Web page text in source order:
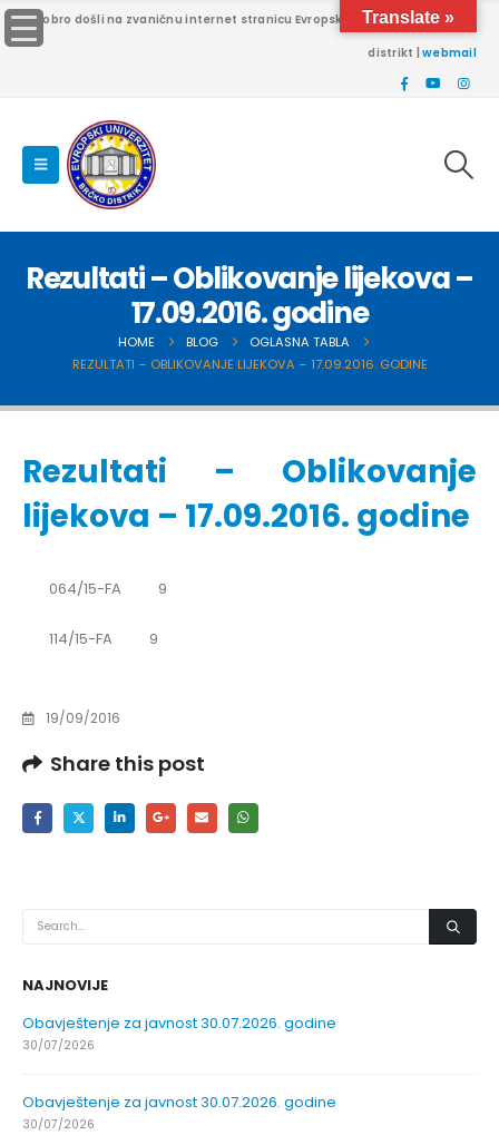
Dobro došli na zvaničnu internet stranicu Evropskog univerziteta Brčko
distrikt |webmail
Rezultati – Oblikovanje lijekova –
17.09.2016. godine
HOME BLOG
OGLASNA TABLA
REZULTATI – OBLIKOVANJE LIJEKOVA – 17.09.2016. GODINE
Rezultati – Oblikovanje
lijekova – 17.09.2016. godine
064/15-FA 9
114/15-FA 9
19/09/2016
Share this post
NAJNOVIJE
Obavještenje za javnost 30.07.2026. godine
30/07/2026
Obavještenje za javnost 30.07.2026. godine
30/07/2026
Translate »